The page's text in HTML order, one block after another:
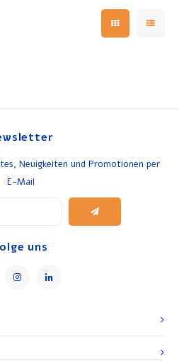
Neuigkeiten und Promotionen per
E-Mail
uns